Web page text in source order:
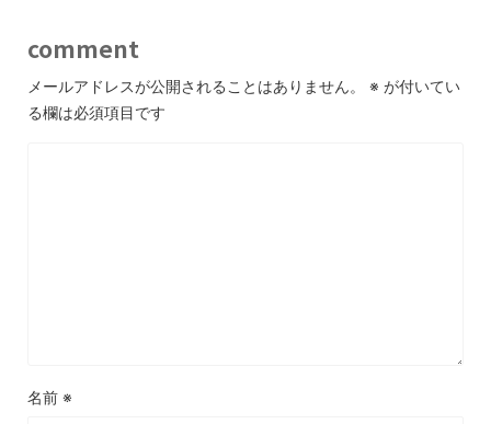
comment
メールアドレスが公開されることはありません。 ※ が付いてい
る欄は必須項目です
名前 ※